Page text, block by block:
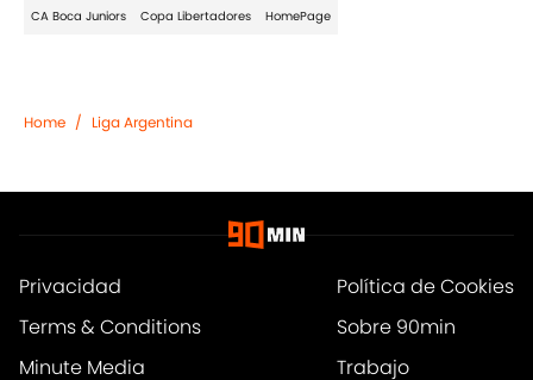
CA Boca Juniors Copa Libertadores HomePage
Home / Liga Argentina
Privacidad
Política de Cookies
Terms & Conditions
Sobre 90min
Minute Media
Trabajo